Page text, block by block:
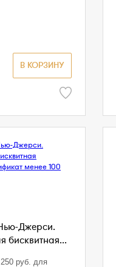
В КОРЗИНУ
Джерси.
бисквитная...
руб. для